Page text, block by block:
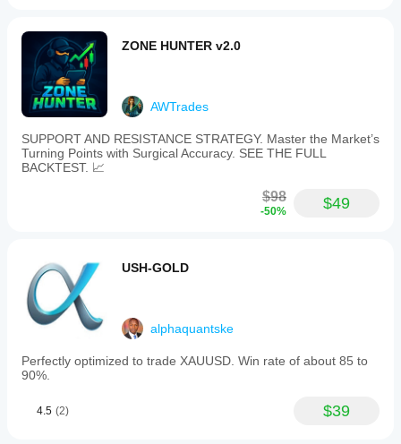
ZONE HUNTER v2.0
AWTrades
SUPPORT AND RESISTANCE STRATEGY. Master the Market’s
Turning Points with Surgical Accuracy. SEE THE FULL
BACKTEST. 📈
$98
-50% $49
USH-GOLD
alphaquantske
Perfectly optimized to trade XAUUSD. Win rate of about 85 to
90%.
4.5 (2) $39